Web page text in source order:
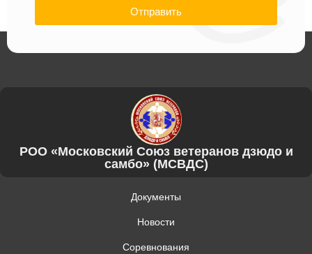
Отправить
РОО «Московский Союз ветеранов дзюдо и
самбо» (МСВДС)
Документы
Новости
Соревнования